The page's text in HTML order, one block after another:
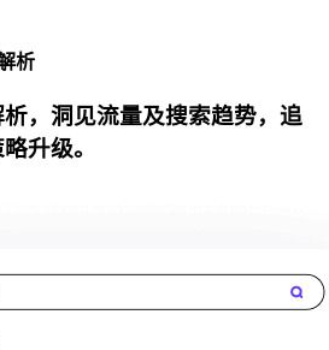
析
，洞见流量及搜索趋势，追
升级。